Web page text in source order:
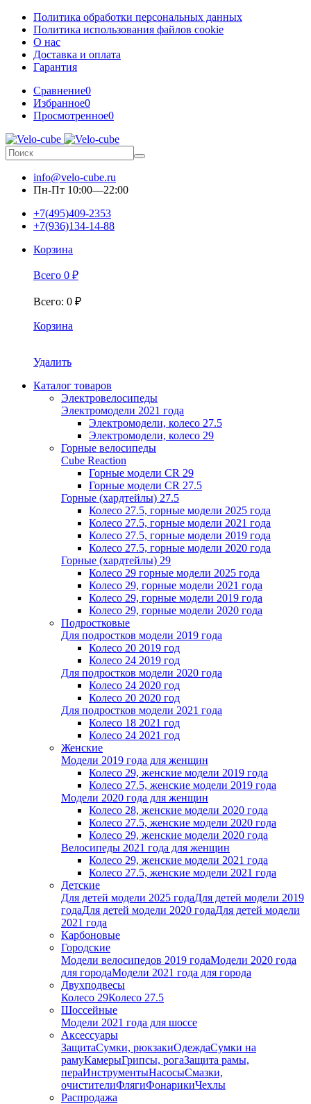
Политика обработки персональных данных
Политика использования файлов cookie
О нас
Доставка и оплата
Гарантия
Сравнение0
Избранное0
Просмотренное0
info@velo-cube.ru
Пн-Пт 10:00—22:00
+7(495)409-2353
+7(936)134-14-88
Корзина
Всего 0 ₽
Всего: 0 ₽
Корзина
Удалить
Каталог товаров
Электровелосипеды
Электромодели 2021 года
Электромодели, колесо 27.5
Электромодели, колесо 29
Горные велосипеды
Cube Reaction
Горные модели CR 29
Горные модели CR 27.5
Горные (хардтейлы) 27.5
Колесо 27.5, горные модели 2025 года
Колесо 27.5, горные модели 2021 года
Колесо 27.5, горные модели 2019 года
Колесо 27.5, горные модели 2020 года
Горные (хардтейлы) 29
Колесо 29 горные модели 2025 года
Колесо 29, горные модели 2021 года
Колесо 29, горные модели 2019 года
Колесо 29, горные модели 2020 года
Подростковые
Для подростков модели 2019 года
Колесо 20 2019 год
Колесо 24 2019 год
Для подростков модели 2020 года
Колесо 24 2020 год
Колесо 20 2020 год
Для подростков модели 2021 года
Колесо 18 2021 год
Колесо 24 2021 год
Женскиe
Модели 2019 года для женщин
Колесо 29, женские модели 2019 года
Колесо 27.5, женские модели 2019 года
Модели 2020 года для женщин
Колесо 28, женские модели 2020 года
Колесо 27.5, женские модели 2020 года
Колесо 29, женские модели 2020 года
Велосипеды 2021 года для женщин
Колесо 29, женские модели 2021 года
Колесо 27.5, женские модели 2021 года
Детские
Для детей модели 2025 годаДля детей модели 2019
годаДля детей модели 2020 годаДля детей модели
2021 года
Карбоновые
Городские
Модели велосипедов 2019 годаМодели 2020 года
для городаМодели 2021 года для города
Двухподвесы
Колесо 29Колесо 27.5
Шоссейные
Модели 2021 года для шоссе
Аксессуары
ЗащитаСумки, рюкзакиОдеждаСумки на
рамуКамерыГрипсы, рогаЗащита рамы,
пераИнструментыНасосыСмазки,
очистителиФлягиФонарикиЧехлы
Распродажа